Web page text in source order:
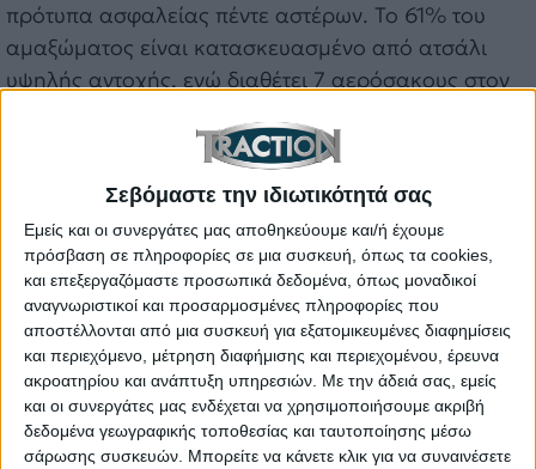
Σεβόμαστε την ιδιωτικότητά σας
Εμείς και οι συνεργάτες μας αποθηκεύουμε και/ή έχουμε
πρόσβαση σε πληροφορίες σε μια συσκευή, όπως τα cookies,
και επεξεργαζόμαστε προσωπικά δεδομένα, όπως μοναδικοί
αναγνωριστικοί και προσαρμοσμένες πληροφορίες που
αποστέλλονται από μια συσκευή για εξατομικευμένες διαφημίσεις
και περιεχόμενο, μέτρηση διαφήμισης και περιεχομένου, έρευνα
ακροατηρίου και ανάπτυξη υπηρεσιών. Με την άδειά σας, εμείς
και οι συνεργάτες μας ενδέχεται να χρησιμοποιήσουμε ακριβή
δεδομένα γεωγραφικής τοποθεσίας και ταυτοποίησης μέσω
σάρωσης συσκευών. Μπορείτε να κάνετε κλικ για να συναινέσετε
πρότυπα ασφαλείας πέντε αστέρων. Το 61% του
αμαξώματος είναι κατασκευασμένο από ατσάλι
υψηλής αντοχής, ενώ διαθέτει 7 αερόσακους στον
αναβαθμίζεται με τον έξυπνο ατμοσφαιρικό
φωτισμό 64 χρωμάτων, το ηχοσύστημα Sony 8
ηχείων, την πανοραμική ηλιοροφή με εμβαδό 1,1
τ.μ. και τον πρακτικό σχεδιασμό του χώρου
αποσκευών, ικανοποιώντας κάθε οικογενειακή
ανάγκη.
Από 26.180 ευρώ στην Ελλάδα
Το νέο Chery Tiggo 7 HEV προσφέρεται στην
ελληνική αγορά από τα 26.180 ευρώ στην έκδοση
Comfort, ενώ στην πιο πλούσια “Luxury” το ποσό